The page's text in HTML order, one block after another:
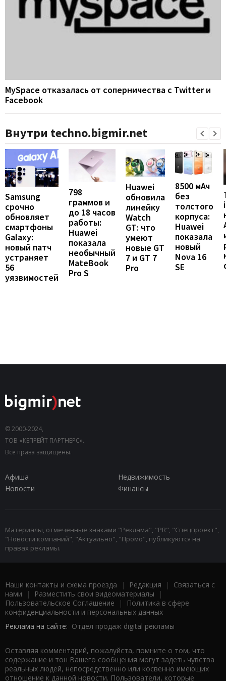
MySpace отказалась от соперничества с Twitter и
Facebook
Внутри techno.bigmir.net
Samsung
срочно
обновляет
смартфоны
Galaxy:
новый патч
устраняет
56
уязвимостей
798
граммов и
до 18 часов
работы:
Huawei
показала
необычный
MateBook
Pro S
Huawei
обновила
линейку
Watch
GT: что
умеют
новые GT
7 и GT 7
Pro
8500 мАч
без
толстого
корпуса:
Huawei
показала
новый
Nova 16
SE
© 2000-2024,
ТОВ «КЕПРЕЙТ ПАРТНЕРС».
Все права защищены.
Афиша
Недвижимость
Новости
Финансы
Материалы, отмеченные знаками "Реклама", "PR", "Спецпроект",
"Новости компаний", "Актуально", "Промо", публикуются на
правах рекламы.
Наши контакты и схема проезда | Редакция | Связаться с
нами | Разместить свои видеоматериалы |
Пользовательское Соглашение |
Политика в сфере
конфиденциальности и персональных данных
Реклама на сайте: Отдел продаж digital рекламы
Оставляя комментарий, пожалуйста, помните о том, что
содержание и тон Вашего сообщения могут задеть чувства
реальных людей, непосредственно или косвенно имеющих
отношение к данной новости. Пользователи, которые